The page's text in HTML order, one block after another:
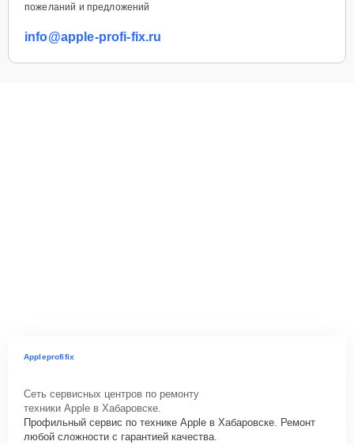
пожеланий и предложений
info@apple-profi-fix.ru
Appleprofifix
Сеть сервисных центров по ремонту
техники Apple в Хабаровске.
Профильный сервис по технике Apple в Хабаровске. Ремонт
любой сложности с гарантией качества.